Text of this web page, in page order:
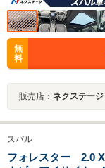
無
料
販売店： ネクステー
スバル
フォレスター 2.0